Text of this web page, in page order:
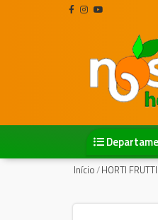
Início/HORTI FRUTTI